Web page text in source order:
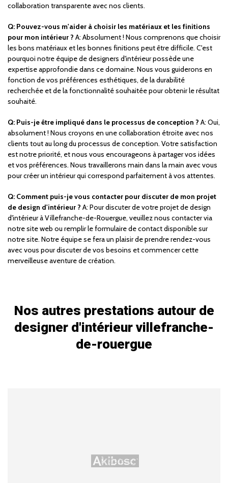
collaboration transparente avec nos clients.
Q: Pouvez-vous m'aider à choisir les matériaux et les finitions
pour mon intérieur ? A: Absolument ! Nous comprenons que choisir
les bons matériaux et les bonnes finitions peut être difficile. C'est
pourquoi notre équipe de designers d'intérieur possède une
expertise approfondie dans ce domaine. Nous vous guiderons en
fonction de vos préférences esthétiques, de la durabilité
recherchée et de la fonctionnalité souhaitée pour obtenir le résultat
souhaité.
Q: Puis-je être impliqué dans le processus de conception ? A: Oui,
absolument ! Nous croyons en une collaboration étroite avec nos
clients tout au long du processus de conception. Votre satisfaction
est notre priorité, et nous vous encourageons à partager vos idées
et vos préférences. Nous travaillerons main dans la main avec vous
pour créer un intérieur qui correspond parfaitement à vos attentes.
Q: Comment puis-je vous contacter pour discuter de mon projet
de design d'intérieur ? A: Pour discuter de votre projet de design
d'intérieur à Villefranche-de-Rouergue, veuillez nous contacter via
notre site web ou remplir le formulaire de contact disponible sur
notre site. Notre équipe se fera un plaisir de prendre rendez-vous
avec vous pour discuter de vos besoins et commencer cette
merveilleuse aventure de création.
Nos autres prestations autour de
designer d'intérieur villefranche-
de-rouergue